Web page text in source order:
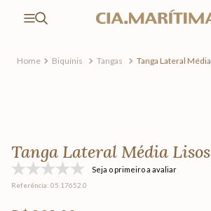
Biquínis Tangas
Tanga Lateral
Tanga Lateral Média
Seja o primeiro a avaliar
Referência: 05.17652.0